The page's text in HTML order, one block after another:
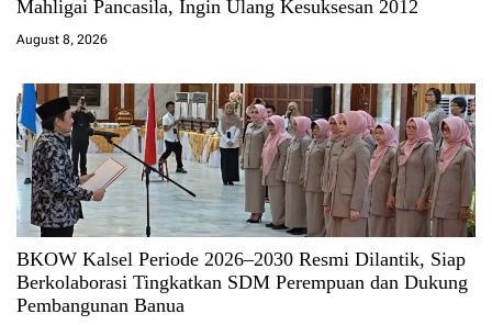
Mahligai Pancasila, Ingin Ulang Kesuksesan 2012
August 8, 2026
BKOW Kalsel Periode 2026–2030 Resmi Dilantik, Siap
Berkolaborasi Tingkatkan SDM Perempuan dan Dukung
Pembangunan Banua